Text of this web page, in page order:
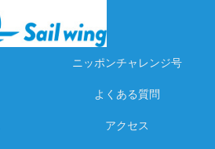
ニッポンチャレンジ号
よくある質問
アクセス